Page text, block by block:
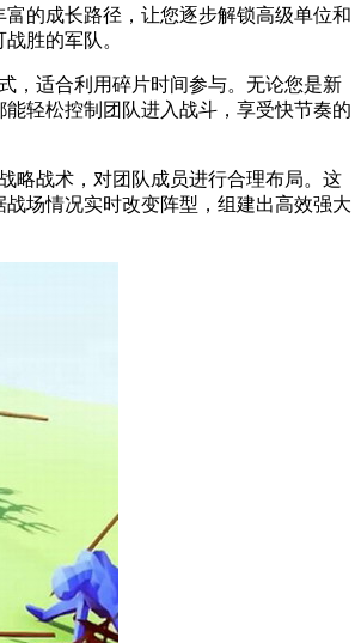
的成长路径，让您逐步解锁高级单位和
胜的军队。
，适合利用碎片时间参与。无论您是新
轻松控制团队进入战斗，享受快节奏的
略战术，对团队成员进行合理布局。这
场情况实时改变阵型，组建出高效强大